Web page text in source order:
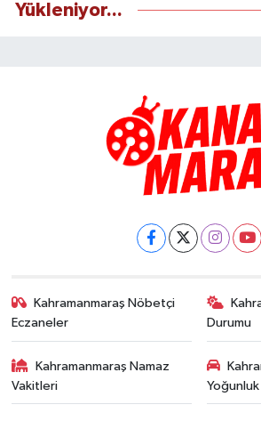
Yükleniyor...
Kahramanmaraş Nöbetçi
Eczaneler
Durumu
Kahramanmaraş Namaz
Vakitleri
Yoğunluk